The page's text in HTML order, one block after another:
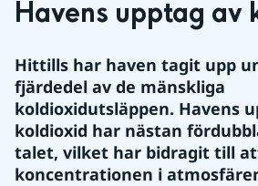
Havens upptag av
Hittills har haven tagit upp
fjärdedel av de mänskliga
koldioxidutsläppen. Havens
koldioxid har nästan
talet, vilket har bidragit till
koncentrationen i